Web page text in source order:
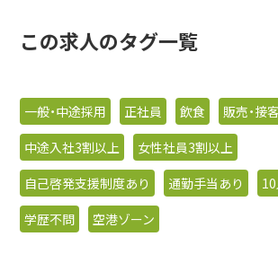
この求人のタグ一覧
一般・中途採用 正社員 飲食
販売・接
中途入社3割以上
女性社員3割以上
自己啓発支援制度あり
通勤手当あり
学歴不問
空港ゾーン